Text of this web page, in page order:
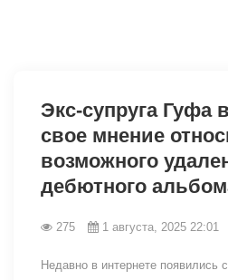
Экс-супруга Гуфа
свое мнение
возможного
дебютного
275 1 августа, 2025 22:01
Недавно в интернете появились